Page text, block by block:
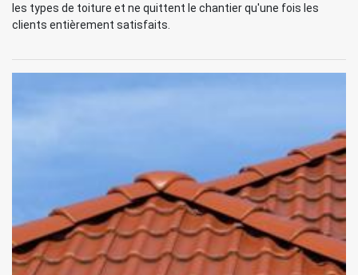
les types de toiture et ne quittent le chantier qu'une fois les
clients entièrement satisfaits.